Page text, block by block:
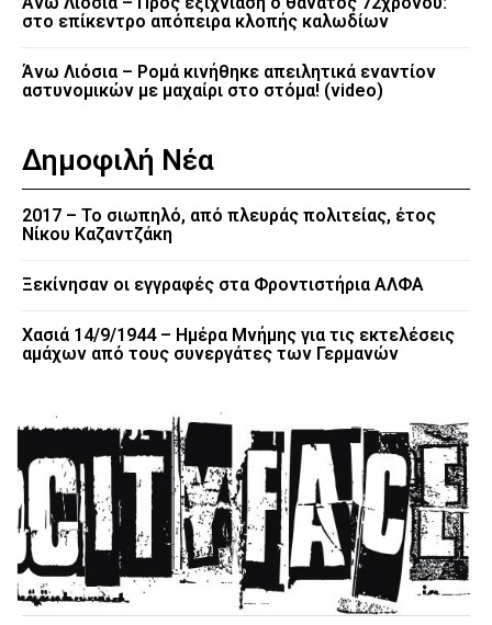
στο επίκεντρο απόπειρα κλοπής καλωδίων
Άνω Λιόσια – Ρομά κινήθηκε απειλητικά εναντίον
αστυνομικών με μαχαίρι στο στόμα! (video)
Δημοφιλή Νέα
2017 – Το σιωπηλό, από πλευράς πολιτείας, έτος
Νίκου Καζαντζάκη
Ξεκίνησαν οι εγγραφές στα Φροντιστήρια ΑΛΦΑ
Χασιά 14/9/1944 – Ημέρα Μνήμης για τις εκτελέσεις
αμάχων από τους συνεργάτες των Γερμανών